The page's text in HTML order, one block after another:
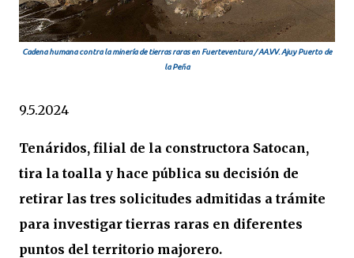
Cadena humana contra la minería de tierras raras en Fuerteventura / AA.VV. Ajuy Puerto de
la Peña
9.5.2024
Tenáridos, filial de la constructora Satocan,
tira la toalla y hace pública su decisión de
retirar las tres solicitudes admitidas a trámite
para investigar tierras raras en diferentes
puntos del territorio majorero.